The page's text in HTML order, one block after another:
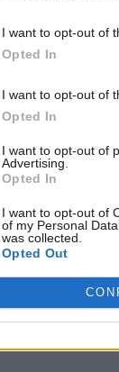
I want to opt-out of
Opted In
I want to opt-out of
Opted In
I want to opt-out of
Advertising.
Opted In
I want to opt-out of
of my Personal
was collected.
Opted Out